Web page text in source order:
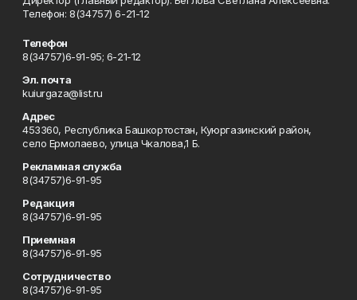
Телефон: 8(34757) 6-21-12
Телефон
8(34757)6-91-95; 6-21-12
Эл. почта
kuiurgaza@list.ru
Адрес
453360, Республика Башкортостан, Куюргазинский район,
село Ермолаево, улица Чкалова,1 Б.
Рекламная служба
8(34757)6-91-95
Редакция
8(34757)6-91-95
Приемная
8(34757)6-91-95
Сотрудничество
8(34757)6-91-95